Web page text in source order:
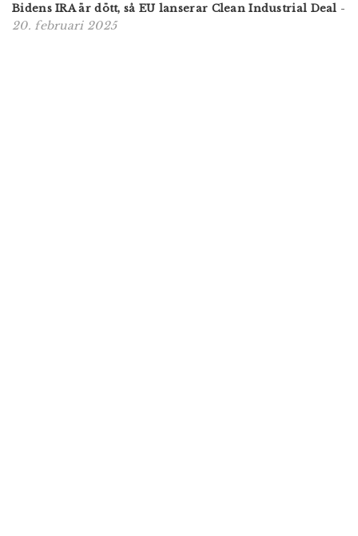
Bidens IRA är dött, så EU lanserar Clean Industrial Deal -
20. februari 2025